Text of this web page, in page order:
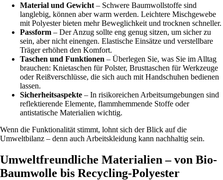
Material und Gewicht – Schwere Baumwollstoffe sind
langlebig, können aber warm werden. Leichtere Mischgewebe
mit Polyester bieten mehr Beweglichkeit und trocknen schneller.
Passform – Der Anzug sollte eng genug sitzen, um sicher zu
sein, aber nicht einengen. Elastische Einsätze und verstellbare
Träger erhöhen den Komfort.
Taschen und Funktionen – Überlegen Sie, was Sie im Alltag
brauchen: Knietaschen für Polster, Brusttaschen für Werkzeuge
oder Reißverschlüsse, die sich auch mit Handschuhen bedienen
lassen.
Sicherheitsaspekte – In risikoreichen Arbeitsumgebungen sind
reflektierende Elemente, flammhemmende Stoffe oder
antistatische Materialien wichtig.
Wenn die Funktionalität stimmt, lohnt sich der Blick auf die
Umweltbilanz – denn auch Arbeitskleidung kann nachhaltig sein.
Umweltfreundliche Materialien – von Bio-
Baumwolle bis Recycling-Polyester